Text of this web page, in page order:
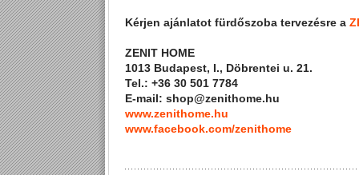
Kérjen ajánlatot fürdőszoba tervezésre a
ZENIT HOME
1013 Budapest, I., Döbrentei u. 21.
Tel.: +36 30 501 7784
E-mail: shop@zenithome.hu
www.zenithome.hu
www.facebook.com/zenithome